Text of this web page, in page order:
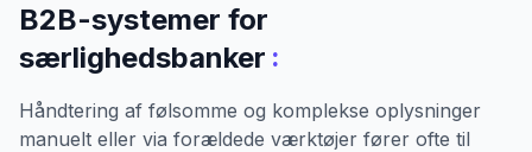
B2B-systemer for
særlighedsbanker :
Håndtering af følsomme og komplekse oplysninger
manuelt eller via forældede værktøjer fører ofte til